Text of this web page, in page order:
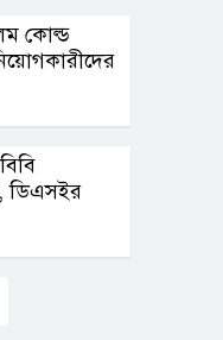
কোল্ড
ডিএসইর